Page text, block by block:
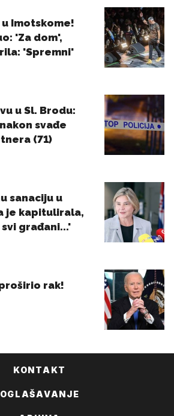
KONTAKT
OGLAŠAVANJE